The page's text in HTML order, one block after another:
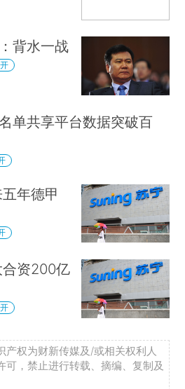
背水一战
单共享平台数据突破百
年德甲
资200亿
产权为财新传媒及/或相关权利人
可，禁止进行转载、摘编、复制及